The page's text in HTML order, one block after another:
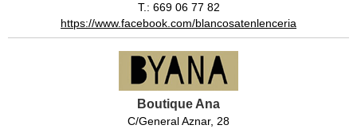
T.: 669 06 77 82
https://www.facebook.com/blancosatenlenceria
Boutique Ana
C/General Aznar, 28